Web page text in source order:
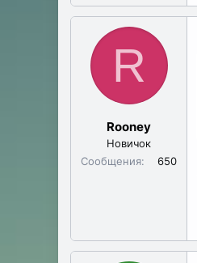
R
Rooney
Новичок
Сообщения
650